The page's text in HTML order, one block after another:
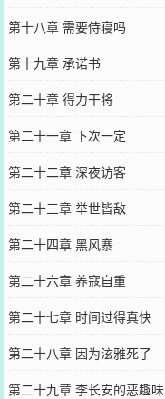
第十八章 需要侍寝吗
第十九章 承诺书
第二十章 得力干将
第二十一章 下次一定
第二十二章 深夜访客
第二十三章 举世皆敌
第二十四章 黑风寨
第二十六章 养寇自重
第二十七章 时间过得真快
第二十八章 因为泫雅死了
第二十九章 李长安的恶趣味